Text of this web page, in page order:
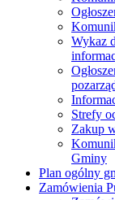
Wykaz
Strefy
Zakup
Gminy
Plan ogólny
Zamówienia